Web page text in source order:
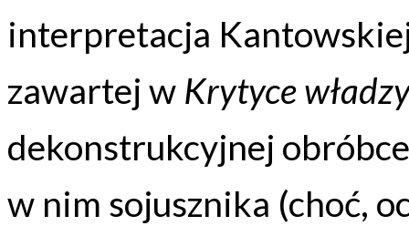
interpretacja
zawartej w Krytyce
dekonstrukcyjnej
w nim sojusznika (choć,